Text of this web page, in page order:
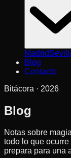
Madrid
Blog
Contacto
Bitácora · 2026
Blog
Notas sobre
todo lo que
prepara para una